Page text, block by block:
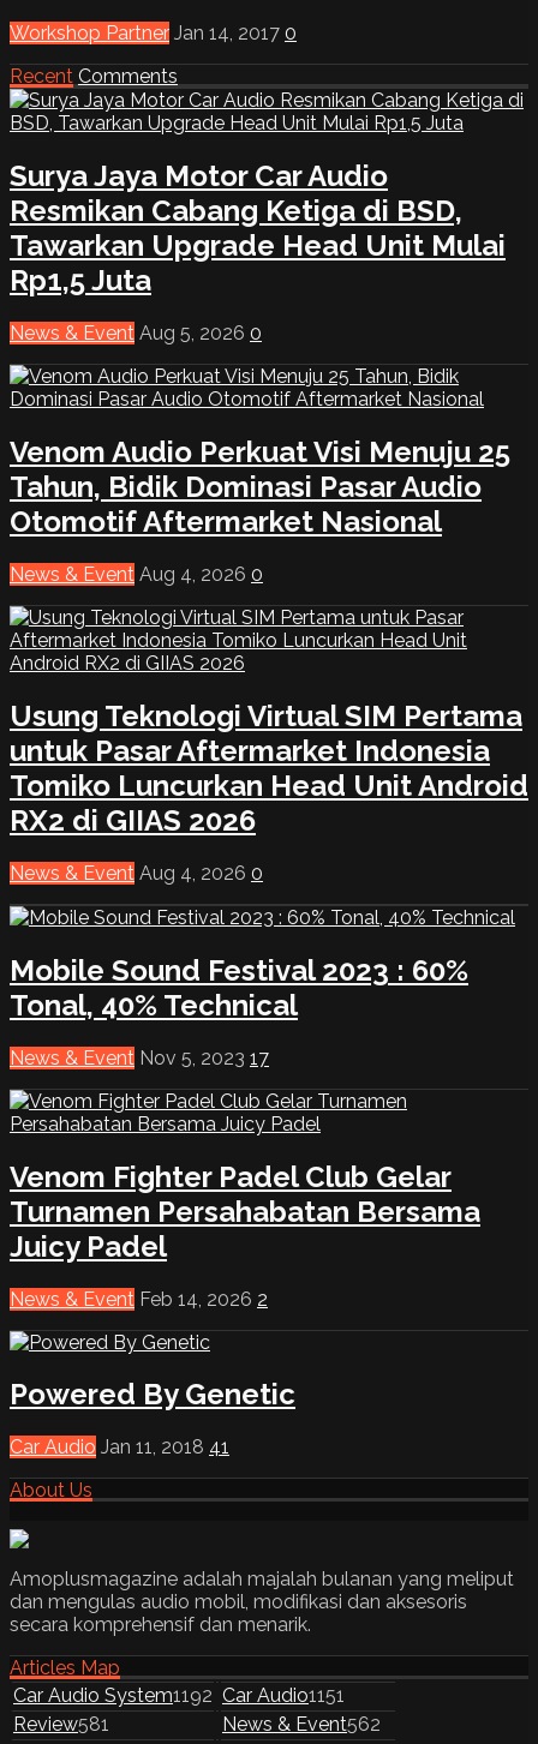
Workshop Partner Jan 14, 2017 0
Recent Comments
Surya Jaya Motor Car Audio
Resmikan Cabang Ketiga di BSD,
Tawarkan Upgrade Head Unit Mulai
Rp1,5 Juta
News & Event Aug 5, 2026 0
Venom Audio Perkuat Visi Menuju 25
Tahun, Bidik Dominasi Pasar Audio
Otomotif Aftermarket Nasional
News & Event Aug 4, 2026 0
Usung Teknologi Virtual SIM Pertama
untuk Pasar Aftermarket Indonesia
Tomiko Luncurkan Head Unit Android
RX2 di GIIAS 2026
News & Event Aug 4, 2026 0
Mobile Sound Festival 2023 : 60%
Tonal, 40% Technical
News & Event Nov 5, 2023 17
Venom Fighter Padel Club Gelar
Turnamen Persahabatan Bersama
Juicy Padel
News & Event Feb 14, 2026 2
Powered By Genetic
Car Audio Jan 11, 2018 41
About Us
Amoplusmagazine adalah majalah bulanan yang meliput
dan mengulas audio mobil, modifikasi dan aksesoris
secara komprehensif dan menarik.
Articles Map
Car Audio System1192 Car Audio1151
Review581 News & Event562